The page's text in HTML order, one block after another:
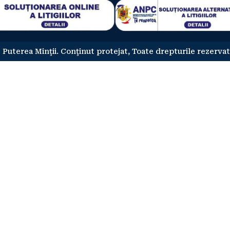
Minţii. Conţinut protejat, Toate drepturile